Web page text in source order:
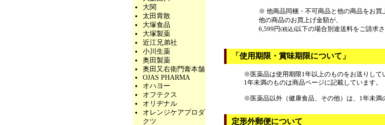
※ 他商品同梱・不可商品と他の商品をお買
他の商品のお買上げ金額が、
6,599円(税込)以下の場合別途送料をご請求さ
「使用期限・賞味期限について」
※医薬品は使用期限1年以上のものをお送りして
1年未満のものは商品ページに記載しています。
※医薬品以外（健康食品、その他）は、1年未満
定形外郵便について
大関
太田胃散
大塚食品
大塚製薬
近江兄弟社
小川生薬
奥田製薬
奥田又右衛門膏本舗
OJAS PHARMA
オハヨー
オフテクス
オリヂナル
オレンジケアプロダ
クツ